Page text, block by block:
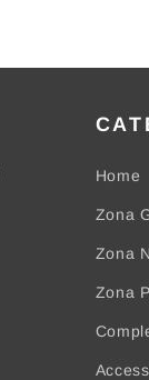
Home
Zona
Zona
Zona